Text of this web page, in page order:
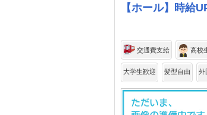
【ホール】時給
交通費支給 高校
大学生歓迎 髪型自由 外